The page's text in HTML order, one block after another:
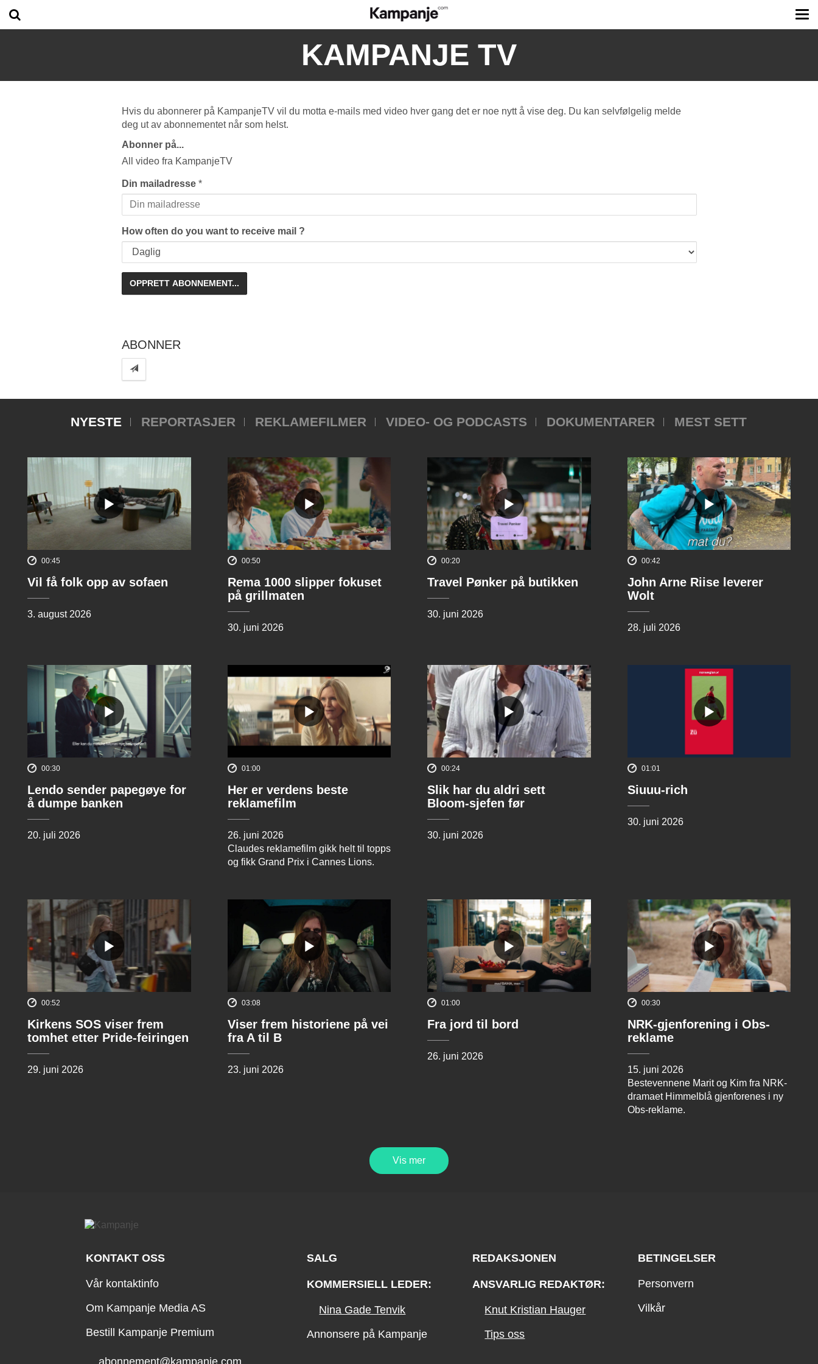
KAMPANJE TV
Hvis du abonnerer på KampanjeTV vil du motta e-mails med video hver gang det er noe nytt å vise deg. Du kan selvfølgelig melde
deg ut av abonnementet når som helst.
Abonner på...
All video fra KampanjeTV
Din mailadresse *
How often do you want to receive mail ?
ABONNER
NYESTE REPORTASJER REKLAMEFILMER VIDEO- OG PODCASTS DOKUMENTARER MEST SETT
00:45
Vil få folk opp av sofaen
3. august 2026
00:50
Rema 1000 slipper fokuset
på grillmaten
30. juni 2026
00:20
Travel Pønker på butikken
30. juni 2026
00:42
John Arne Riise leverer
Wolt
28. juli 2026
00:30
Lendo sender papegøye for
å dumpe banken
20. juli 2026
01:00
Her er verdens beste
reklamefilm
26. juni 2026
Claudes reklamefilm gikk helt til topps
og fikk Grand Prix i Cannes Lions.
00:24
Slik har du aldri sett
Bloom-sjefen før
30. juni 2026
01:01
Siuuu-rich
30. juni 2026
00:52
Kirkens SOS viser frem
tomhet etter Pride-feiringen
29. juni 2026
03:08
Viser frem historiene på vei
fra A til B
23. juni 2026
01:00
Fra jord til bord
26. juni 2026
00:30
NRK-gjenforening i Obs-
reklame
15. juni 2026
Bestevennene Marit og Kim fra NRK-
dramaet Himmelblå gjenforenes i ny
Obs-reklame.
Vis mer
KONTAKT OSS
Vår kontaktinfo
Om Kampanje Media AS
Bestill Kampanje Premium
SALG
KOMMERSIELL LEDER:
Nina Gade Tenvik
Annonsere på Kampanje
REDAKSJONEN
ANSVARLIG REDAKTØR:
Knut Kristian Hauger
Tips oss
BETINGELSER
Personvern
Vilkår